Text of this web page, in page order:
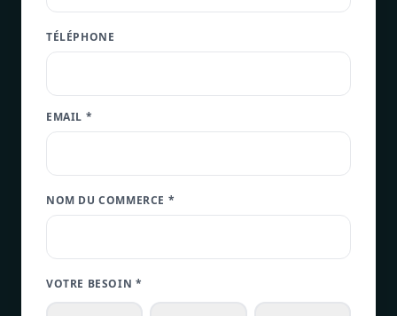
TÉLÉPHONE
EMAIL *
NOM DU COMMERCE *
VOTRE BESOIN *